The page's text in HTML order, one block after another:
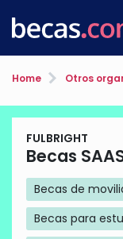
Home Otros
FULBRIGHT
Becas
Becas de
Becas para